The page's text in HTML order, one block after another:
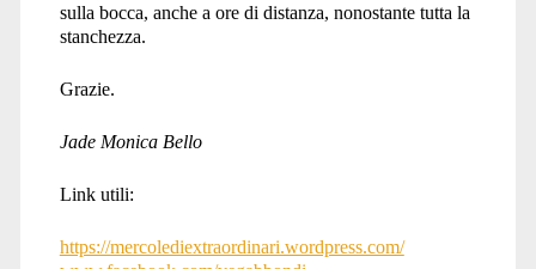
sulla bocca, anche a ore di distanza, nonostante tutta la
stanchezza.
Grazie.
Jade Monica Bello
Link utili:
https://mercolediextraordinari.wordpress.com/